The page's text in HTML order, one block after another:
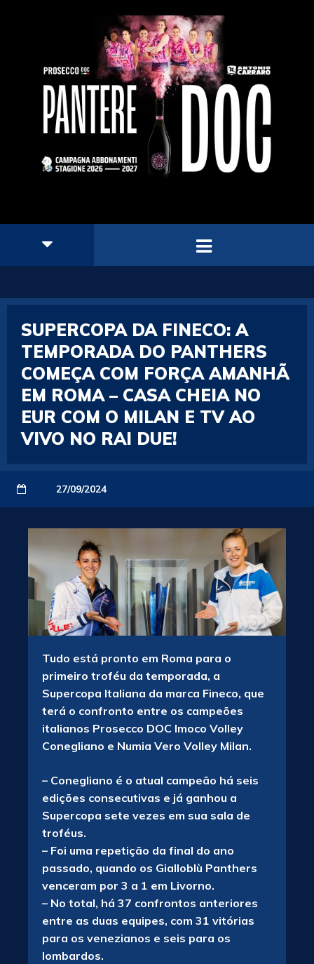
SUPERCOPA DA FINECO: A
TEMPORADA DO PANTHERS
COMEÇA COM FORÇA AMANHÃ
EM ROMA – CASA CHEIA NO
EUR COM O MILAN E TV AO
VIVO NO RAI DUE!
27/09/2024
Tudo está pronto em Roma para o
primeiro troféu da temporada, a
Supercopa Italiana da marca Fineco, que
terá o confronto entre os campeões
italianos Prosecco DOC Imoco Volley
Conegliano e Numia Vero Volley Milan.
– Conegliano é o atual campeão há seis
edições consecutivas e já ganhou a
Supercopa sete vezes em sua sala de
troféus.
– Foi uma repetição da final do ano
passado, quando os Gialloblù Panthers
venceram por 3 a 1 em Livorno.
– No total, há 37 confrontos anteriores
entre as duas equipes, com 31 vitórias
para os venezianos e seis para os
lombardos.